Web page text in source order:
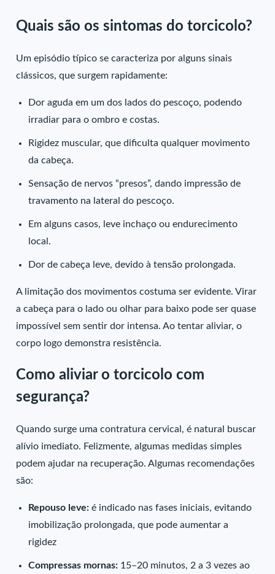
Quais são os sintomas do torcicolo?
Um episódio típico se caracteriza por alguns sinais
clássicos, que surgem rapidamente:
Dor aguda em um dos lados do pescoço, podendo
irradiar para o ombro e costas.
Rigidez muscular, que dificulta qualquer movimento
da cabeça.
Sensação de nervos “presos”, dando impressão de
travamento na lateral do pescoço.
Em alguns casos, leve inchaço ou endurecimento
local.
Dor de cabeça leve, devido à tensão prolongada.
A limitação dos movimentos costuma ser evidente. Virar
a cabeça para o lado ou olhar para baixo pode ser quase
impossível sem sentir dor intensa. Ao tentar aliviar, o
corpo logo demonstra resistência.
Como aliviar o torcicolo com
segurança?
Quando surge uma contratura cervical, é natural buscar
alívio imediato. Felizmente, algumas medidas simples
podem ajudar na recuperação. Algumas recomendações
são:
Repouso leve:é indicado nas fases iniciais, evitando
imobilização prolongada, que pode aumentar a
rigidez
Compressas mornas: 15–20 minutos, 2 a 3 vezes ao